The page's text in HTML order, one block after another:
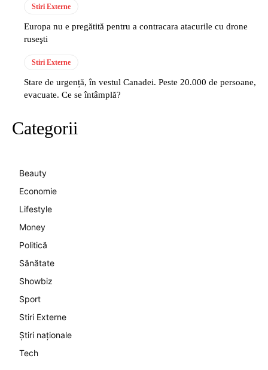
Stiri Externe
Europa nu e pregătită pentru a contracara atacurile cu drone
ruseşti
Stiri Externe
Stare de urgență, în vestul Canadei. Peste 20.000 de persoane,
evacuate. Ce se întâmplă?
Categorii
Beauty
Economie
Lifestyle
Money
Politică
Sănătate
Showbiz
Sport
Stiri Externe
Știri naționale
Tech